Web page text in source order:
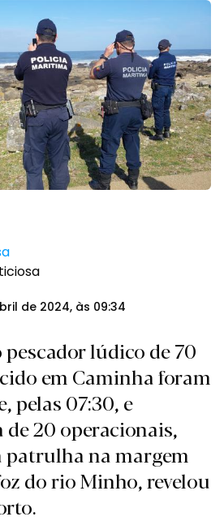
de 2024, às 09:34
pescador lúdico de 70
em Caminha foram
pelas 07:30, e
de 20 operacionais,
na margem
do rio Minho, revelou